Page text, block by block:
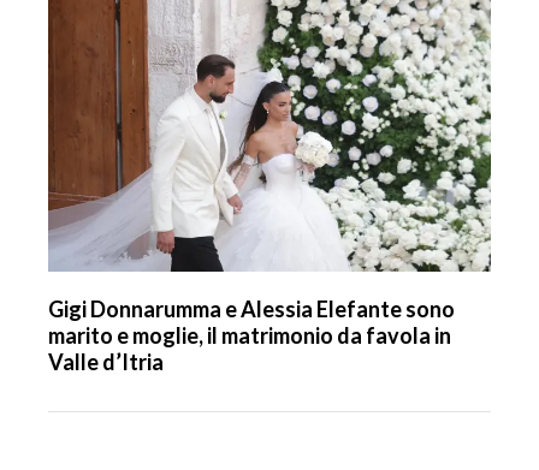
Gigi Donnarumma e Alessia Elefante sono
marito e moglie, il matrimonio da favola in
Valle d’Itria